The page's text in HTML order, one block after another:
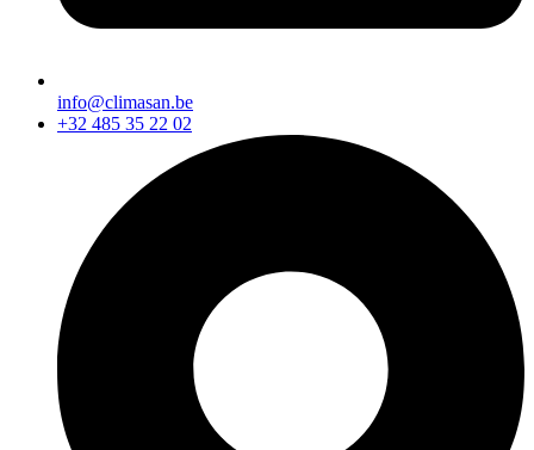
info@climasan.be
+32 485 35 22 02